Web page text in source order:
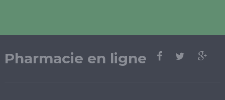
Pharmacie en ligne